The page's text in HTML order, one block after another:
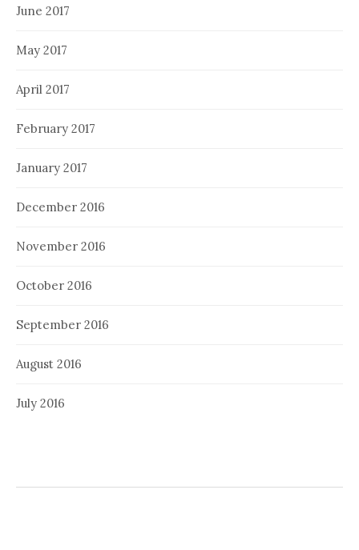
June 2017
May 2017
April 2017
February 2017
January 2017
December 2016
November 2016
October 2016
September 2016
August 2016
July 2016